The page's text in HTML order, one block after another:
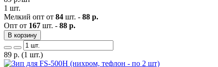
1 шт.
Мелкий опт от 84 шт. - 88 р.
Опт от 167 шт. - 88 р.
В корзину
89 р. (1 шт.)